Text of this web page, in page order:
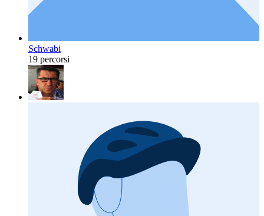
Schwabi
19 percorsi